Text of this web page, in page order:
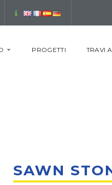
PROGETTI TRAVI
SAWN